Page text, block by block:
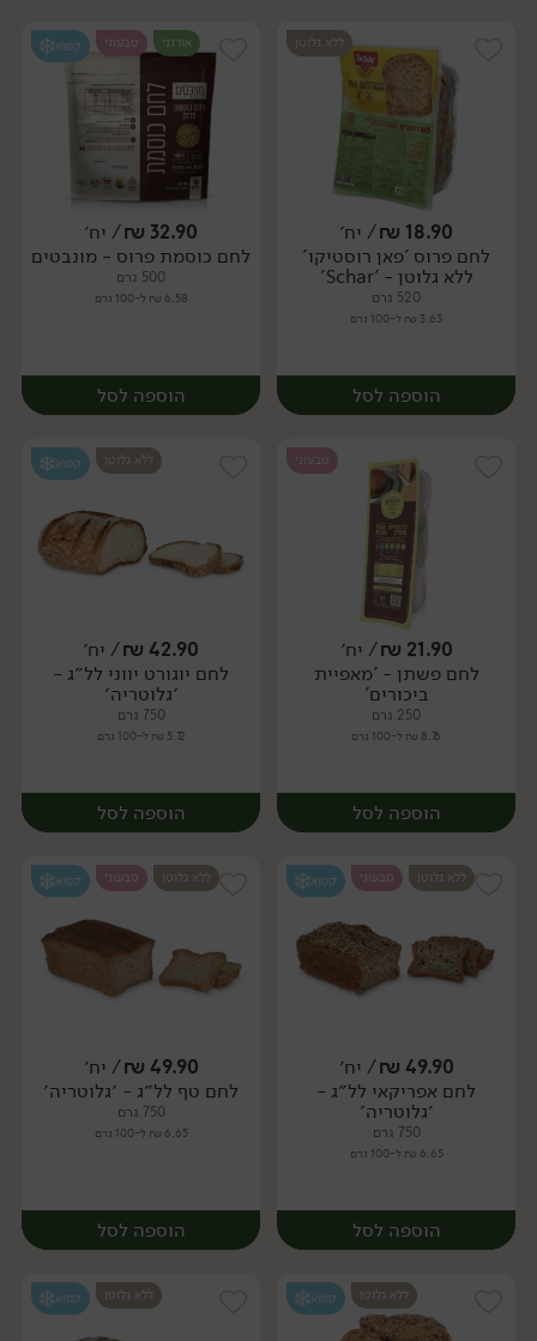
יח׳ יח׳
ללא גלוטן
18.90
₪/ יח׳
לחם פרוס 'פאן רוסטיקו'
ללא גלוטן - 'Schar'
520 גרם
3.63 ₪ ל-100 גרם
הוספה לסל
יח׳
אורגני טבעוני קפוא
32.90
₪/ יח׳
לחם כוסמת פרוס - מונבטים
500 גרם
6.58 ₪ ל-100 גרם
הוספה לסל
יח׳
טבעוני
21.90
₪/ יח׳
לחם פשתן - 'מאפיית
ביכורים'
250 גרם
8.76 ₪ ל-100 גרם
הוספה לסל
יח׳
ללא גלוטן קפוא
42.90
₪/ יח׳
לחם יוגורט יווני לל״ג -
׳גלוטריה׳
750 גרם
5.72 ₪ ל-100 גרם
הוספה לסל
יח׳
ללא גלוטן טבעוני קפוא
49.90
₪/ יח׳
לחם אפריקאי לל״ג -
׳גלוטריה׳
750 גרם
6.65 ₪ ל-100 גרם
הוספה לסל
ללא גלוטן טבעוני קפוא
49.90
₪/ יח׳
לחם טף לל״ג - ׳גלוטריה׳
750 גרם
6.65 ₪ ל-100 גרם
הוספה לסל
ללא גלוטן קפוא ללא גלוטן קפוא